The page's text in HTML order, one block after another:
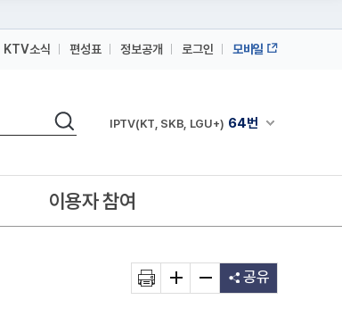
KTV소식 편성표 정보공개 로그인 모바일
검색 채널안내 펼쳐
IPTV(KT, SKB, LGU+) 64번
IPTV(KT, SKB, LGU+)
이용자 참여
공유